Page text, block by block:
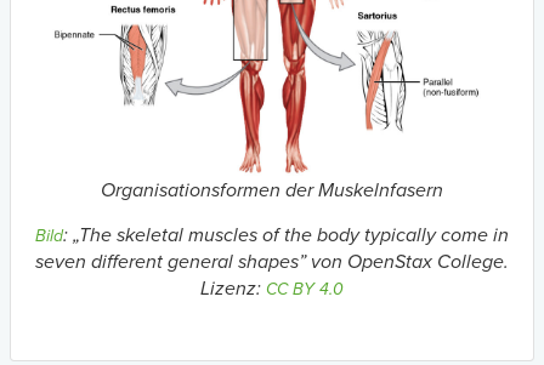
Organisationsformen der Muskelnfasern
Bild: „The skeletal muscles of the body typically come in
seven different general shapes” von OpenStax College.
Lizenz: CC BY 4.0